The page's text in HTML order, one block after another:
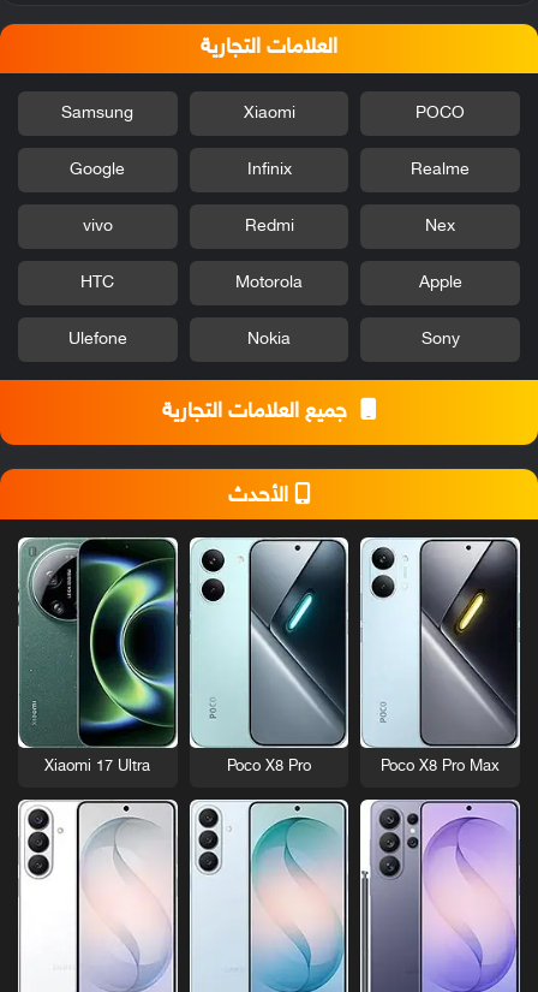
العلامات التجارية
POCO
Xiaomi
Samsung
Realme
Infinix
Google
Nex
Redmi
vivo
Apple
Motorola
HTC
Sony
Nokia
Ulefone
جميع العلامات التجارية
الأحدث
Poco X8 Pro Max
Poco X8 Pro
Xiaomi 17 Ultra